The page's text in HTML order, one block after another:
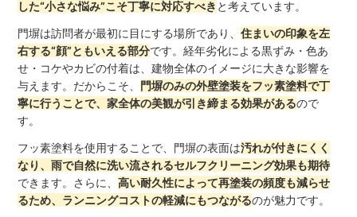
した“小さな悩み”こそ丁寧に対応すべき と考えています。
門塀は訪問者が最初に目にする場所であり、住まいの印象を左
右する“顔”ともいえる部分です。経年劣化による黒ずみ・色あ
せ・コケやカビの付着は、建物全体のイメージに大きな影響を
与えます。だからこそ、 門塀のみの外壁塗装をフッ素塗料で丁
寧に行うことで、家全体の美観が引き締まる効果があるので
す。
フッ素塗料を使用することで、門塀の表面は汚れが付きにくく
なり、雨で自然に洗い流されるセルフクリーニング効果も期待
できます。さらに、高い耐久性によって再塗装の頻度も減らせ
るため、ランニングコストの軽減にもつながるのが魅力です。